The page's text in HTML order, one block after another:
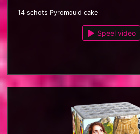
14 schots Pyromould cake
Speel video